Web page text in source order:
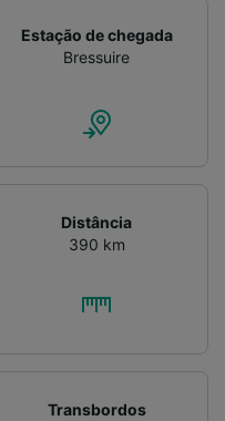
Estação de chegada
Bressuire
Distância
390 km
Transbordos